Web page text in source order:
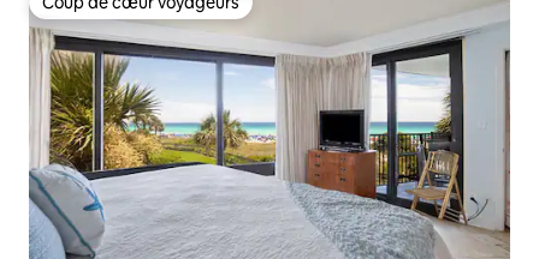
Coup de cœur voyageurs